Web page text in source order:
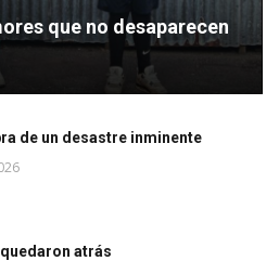
que no desaparecen
de un desastre inminente
atrás